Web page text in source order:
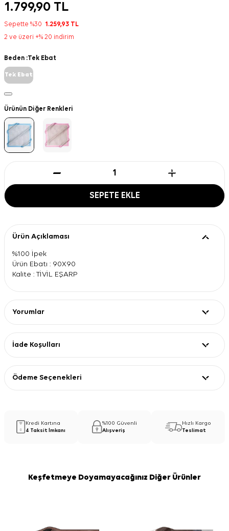
1.799,90 TL
Sepette %30 1.259,93 TL
2 ve üzeri +% 20 indirim
Beden :Tek Ebat
Tek Ebat
Ürünün Diğer Renkleri
SEPETE EKLE
Ürün Açıklaması
%100 İpek
Ürün Ebatı : 90X90
Kalite : TİVİL EŞARP
Yorumlar
İade Koşulları
Ödeme Seçenekleri
Kredi Kartına
4 Taksit İmkanı
%100 Güvenli
Alışveriş
Hızlı Kargo
Teslimat
Keşfetmeye Doyamayacağınız Diğer Ürünler